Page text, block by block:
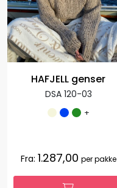
HAFJELL genser
DSA 120-03
+
Fra: 1.287,00 per pakke